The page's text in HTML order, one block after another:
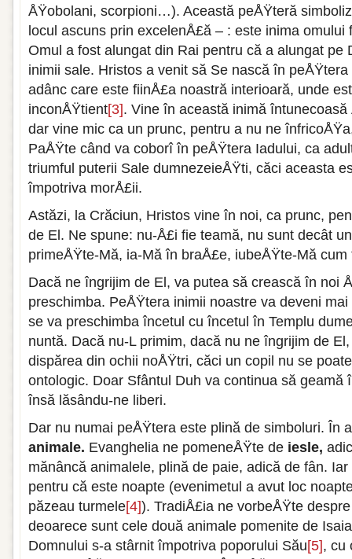
ÅŸobolani, scorpioni…). Această peÅŸteră
locul ascuns prin excelenÅ£ă – : este inima omului
Omul a fost alungat din Rai pentru că a alungat pe
inimii sale. Hristos a venit să Se nască în
adânc care este fiinÅ£a noastră interioară, unde
inconÅŸtient[3]. Vine în această inimă
dar vine mic ca un prunc, pentru a nu ne
PaÅŸte când va coborî în peÅŸtera Iadului, ca
triumful puterii Sale dumnezeieÅŸti, căci aceasta
împotriva morÅ£ii.
Astăzi, la Crăciun, Hristos vine în noi, ca prunc,
de El. Ne spune: nu-Å£i fie teamă, nu sunt decât
primeÅŸte-Mă, ia-Mă în braÅ£e, iubeÅŸte-Mă
Dacă ne îngrijim de El, va putea să crească în noi
preschimba. PeÅŸtera inimii noastre va deveni
se va preschimba încetul cu încetul în Templu
nuntă. Dacă nu-L primim, dacă nu ne îngrijim de
dispărea din ochii noÅŸtri, căci un copil nu se
ontologic. Doar Sfântul Duh va continua să geamă
însă lăsându-ne liberi.
Dar nu numai peÅŸtera este plină de simboluri. În
animale. Evanghelia ne pomeneÅŸte de iesle,
mănâncă animalele, plină de paie, adică de fân.
pentru că este noapte (evenimetul a avut loc
păzeau turmele[4]). TradiÅ£ia ne vorbeÅŸte
deoarece sunt cele două animale pomenite de
Domnului s-a stârnit împotriva poporului Său[5], cu